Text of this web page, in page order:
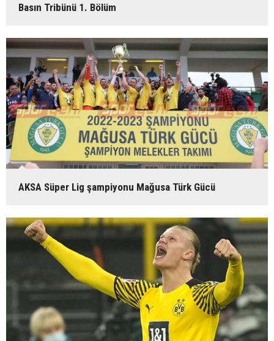
Basın Tribünü 1. Bölüm
AKSA Süper Lig şampiyonu Mağusa Türk Gücü